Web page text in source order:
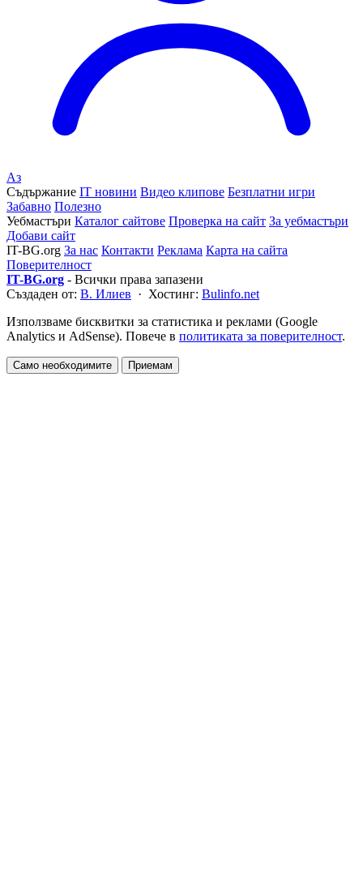
Аз
Съдържание IT новини Видео клипове Безплатни игри
Забавно Полезно
Уебмастъри Каталог сайтове Проверка на сайт За уебмастъри
Добави сайт
IT-BG.org За нас Контакти Реклама Карта на сайта
Поверителност
IT-BG.org - Всички права запазени
Създаден от: В. Илиев · Хостинг: Bulinfo.net
Използваме бисквитки за статистика и реклами (Google
Analytics и AdSense). Повече в политиката за поверителност.
Само необходимите Приемам